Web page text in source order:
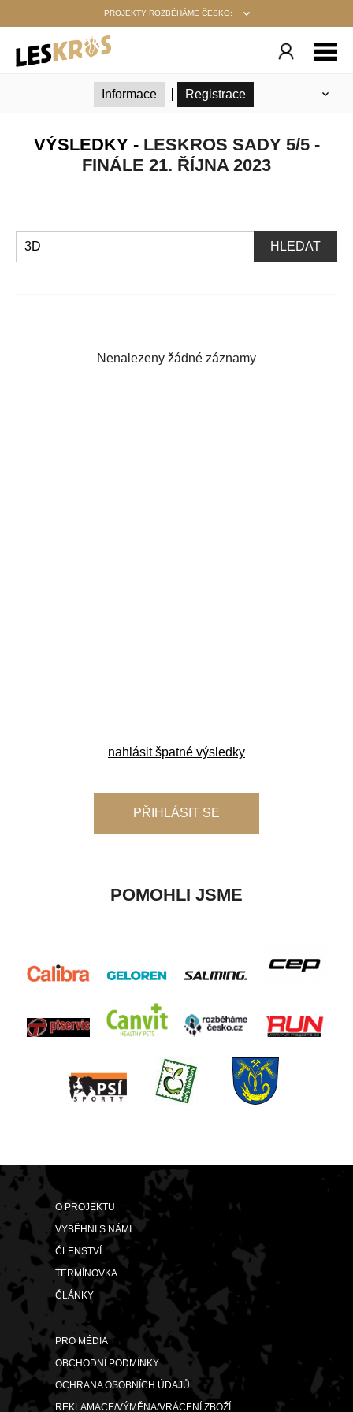
PROJEKTY ROZBĚHÁME ČESKO:
Informace Registrace
Podmínky Týmová výzva
VÝSLEDKY - LESKROS SADY 5/5 -
FINÁLE 21. ŘÍJNA 2023
HLEDAT
Nenalezeny žádné záznamy
nahlásit špatné výsledky
PŘIHLÁSIT SE
POMOHLI JSME
O PROJEKTU
VYBĚHNI S NÁMI
ČLENSTVÍ
TERMÍNOVKA
ČLÁNKY
PRO MÉDIA
OBCHODNÍ PODMÍNKY
OCHRANA OSOBNÍCH ÚDAJŮ
REKLAMACE/VÝMĚNA/VRÁCENÍ ZBOŽÍ